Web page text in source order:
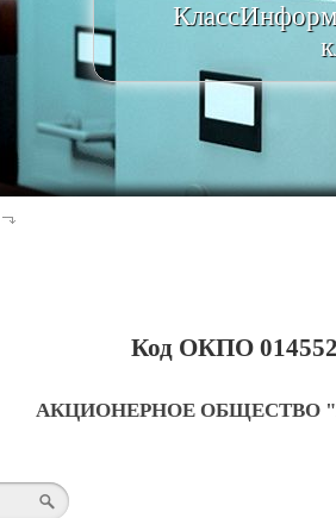
Код ОКПО
АКЦИОНЕРНОЕ ОБЩЕСТВО